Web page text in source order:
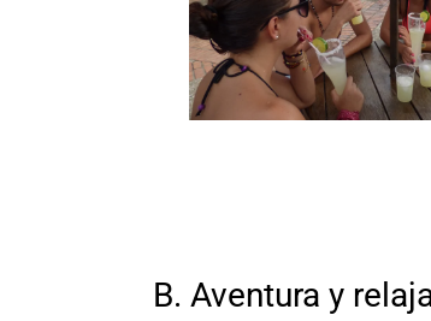
B. Aventura y